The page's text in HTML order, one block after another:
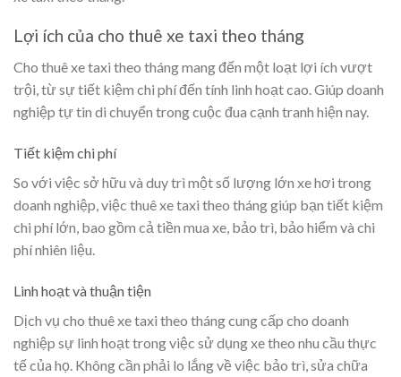
Lợi ích của cho thuê xe taxi theo tháng
Cho thuê xe taxi theo tháng mang đến một loạt lợi ích vượt
trội, từ sự tiết kiệm chi phí đến tính linh hoạt cao. Giúp doanh
nghiệp tự tin di chuyển trong cuộc đua cạnh tranh hiện nay.
Tiết kiệm chi phí
So với việc sở hữu và duy trì một số lượng lớn xe hơi trong
doanh nghiệp, việc thuê xe taxi theo tháng giúp bạn tiết kiệm
chi phí lớn, bao gồm cả tiền mua xe, bảo trì, bảo hiểm và chi
phí nhiên liệu.
Linh hoạt và thuận tiện
Dịch vụ cho thuê xe taxi theo tháng cung cấp cho doanh
nghiệp sự linh hoạt trong việc sử dụng xe theo nhu cầu thực
tế của họ. Không cần phải lo lắng về việc bảo trì, sửa chữa